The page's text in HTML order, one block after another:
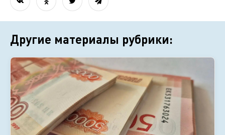
Другие материалы рубрики: